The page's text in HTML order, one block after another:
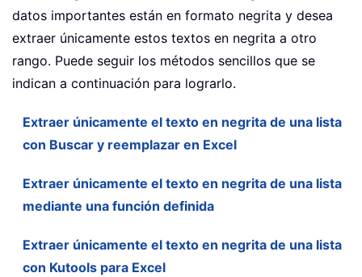
datos importantes están en formato negrita y desea
extraer únicamente estos textos en negrita a otro
rango. Puede seguir los métodos sencillos que se
indican a continuación para lograrlo.
Extraer únicamente el texto en negrita de una lista
con Buscar y reemplazar en Excel
Extraer únicamente el texto en negrita de una lista
mediante una función definida
Extraer únicamente el texto en negrita de una lista
con Kutools para Excel